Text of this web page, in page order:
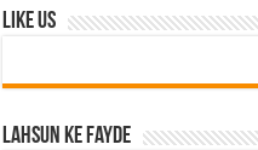
Like Us
Lahsun ke fayde